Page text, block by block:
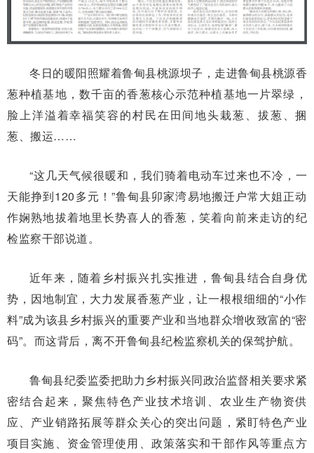
冬日的暖阳照耀着鲁甸县桃源坝子，走进鲁甸县桃源香
葱种植基地，数千亩的香葱核心示范种植基地一片翠绿，
脸上洋溢着幸福笑容的村民在田间地头栽葱、拔葱、捆
葱、搬运……
“这几天气候很暖和，我们骑着电动车过来也不冷，一
天能挣到120多元！”鲁甸县卯家湾易地搬迁户常大姐正动
作娴熟地拔着地里长势喜人的香葱，笑着向前来走访的纪
检监察干部说道。
近年来，随着乡村振兴扎实推进，鲁甸县结合自身优
势，因地制宜，大力发展香葱产业，让一根根细细的“小作
料”成为该县乡村振兴的重要产业和当地群众增收致富的“密
码”。而这背后，离不开鲁甸县纪检监察机关的保驾护航。
鲁甸县纪委监委把助力乡村振兴同政治监督相关要求紧
密结合起来，聚焦特色产业技术培训、农业生产物资供
应、产业销路拓展等群众关心的突出问题，紧盯特色产业
项目实施、资金管理使用、政策落实和干部作风等重点方